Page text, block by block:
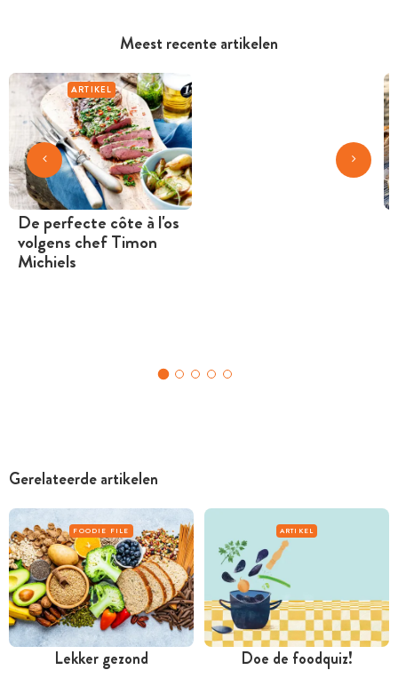
Meest recente artikelen
ARTIKEL
De perfecte côte à l'os
volgens chef Timon
Michiels
Gerelateerde artikelen
FOODIE FILE
Lekker gezond
ARTIKEL
Doe de foodquiz!